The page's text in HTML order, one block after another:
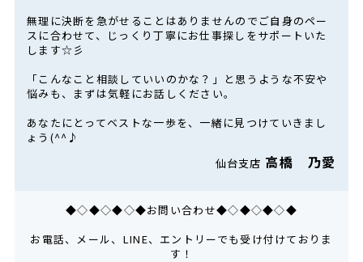
無理に決断を急がせることはありませんのでご自身のペー
スに合わせて、じっくり丁寧にお仕事探しをサポートいた
します☆彡
「こんなこと相談していいのかな？」と思うような不安や
悩みも、まずは気軽にお話しください。
あなたにとってベストな一歩を、一緒に見つけていきまし
ょう(^^♪
仙台支店 高橋 乃愛
◆◇◆◇◆◇◆お問い合わせ◆◇◆◇◆◇◆
お電話、メール、LINE、エントリーでも受け付けておりま
す！